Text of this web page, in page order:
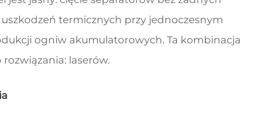
termicznych przy jednoczesnym
ogniw akumulatorowych. Ta kombinacja
laserów.